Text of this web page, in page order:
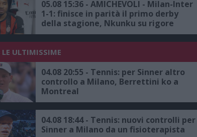
05.08 15:36 - AMICHEVOLI - Milan-Inter
1-1: finisce in parità il primo derby
della stagione, Nkunku su rigore
risponde a Dimarco
ULTIMISSIME
04.08 20:55 - Tennis: per Sinner altro
controllo a Milano, Berrettini ko a
Montreal
04.08 18:44 - Tennis: nuovi controlli per
Sinner a Milano da un fisioterapista